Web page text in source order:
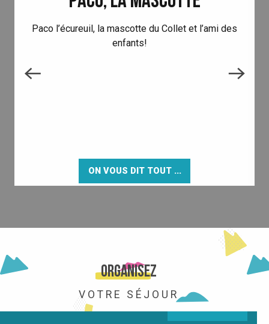
Paco l’écureuil, la mascotte du Collet et l’ami des
enfants!
ON VOUS DIT TOUT ...
Organisez
VOTRE SÉJOUR
LA STATION